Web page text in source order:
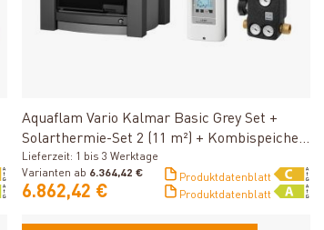
Aquaflam Vario Kalmar Basic Grey Set +
Solarthermie-Set 2 (11 m²) + Kombispeicher
THKE 600 + SWT
Lieferzeit: 1 bis 3 Werktage
Varianten ab 6.364,42 €
6.862,42 €
Produktdatenblatt
Produktdatenblatt